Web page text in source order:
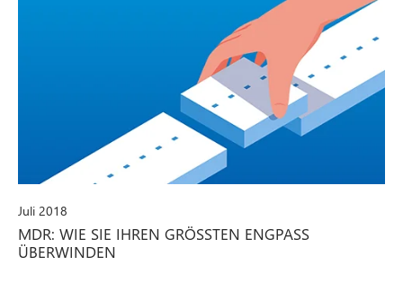
Juli 2018
MDR: WIE SIE IHREN GRÖSSTEN ENGPASS Ü
BERWINDEN